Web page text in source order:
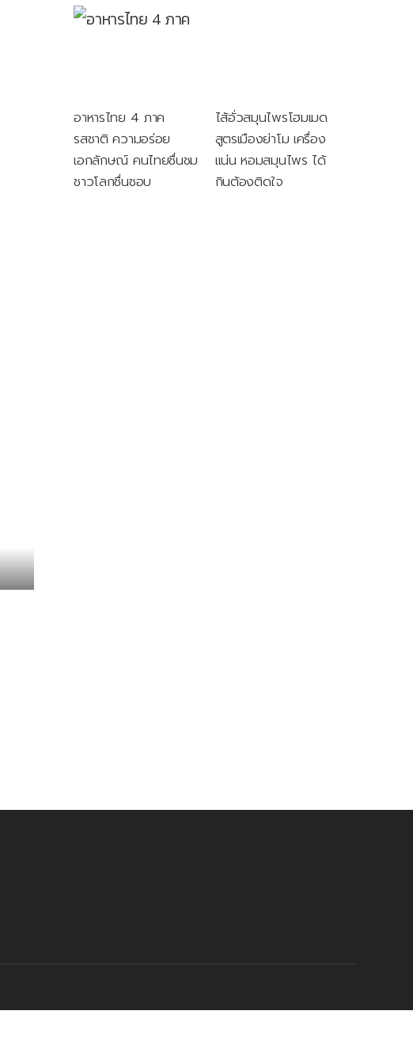
อาหารไทย 4 ภาค
รสชาติ ความอร่อย
เอกลักษณ์ คนไทยชื่นชม
ชาวโลกชื่นชอบ
ไส้อั่วสมุนไพรโฮมเมด
สูตรเมืองย่าโม เครื่อง
แน่น หอมสมุนไพร ได้
กินต้องติดใจ